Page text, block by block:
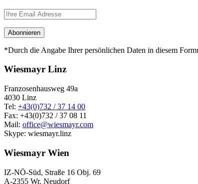
*Durch die Angabe Ihrer persönlichen Daten in diesem
Wiesmayr Linz
Franzosenhausweg 49a
4030 Linz
Tel: +43(0)732 / 37 14 00
Fax: +43(0)732 / 37 08 11
Mail: office@wiesmayr.com
Skype: wiesmayr.linz
Wiesmayr Wien
IZ-NÖ-Süd, Straße 16 Obj. 69
A-2355 Wr. Neudorf